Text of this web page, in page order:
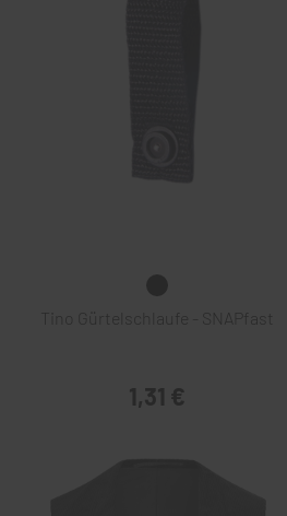
Tino Gürtelschlaufe - SNAPfast
1,31 €